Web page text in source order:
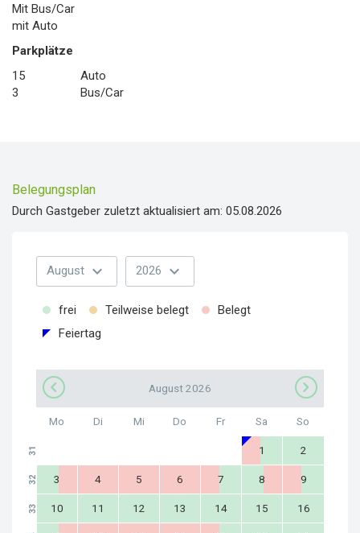
Mit Bus/Car
mit Auto
Parkplätze
15
Auto
3
Bus/Car
Belegungsplan
Durch Gastgeber zuletzt aktualisiert am: 05.08.2026
August expand_more 2026 expand_more
frei Teilweise belegt
Belegt
Feiertag
August 2026
Mo Di Mi Do Fr Sa So
31 1 2
32 3 4 5 6 7 8 9
33 10 11 12 13 14 15 16